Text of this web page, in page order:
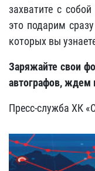
захватите с
это подарим
которых вы
Заряжайте свои
автографов,
Пресс-служба ХК